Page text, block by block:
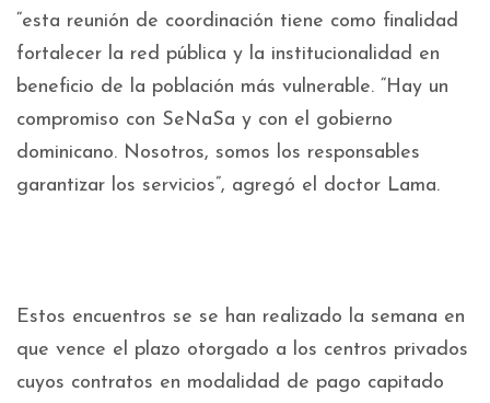
“esta reunión de coordinación tiene como finalidad
fortalecer la red pública y la institucionalidad en
beneficio de la población más vulnerable. “Hay un
compromiso con SeNaSa y con el gobierno
dominicano. Nosotros, somos los responsables
garantizar los servicios”, agregó el doctor Lama.
Estos encuentros se se han realizado la semana en
que vence el plazo otorgado a los centros privados
cuyos contratos en modalidad de pago capitado